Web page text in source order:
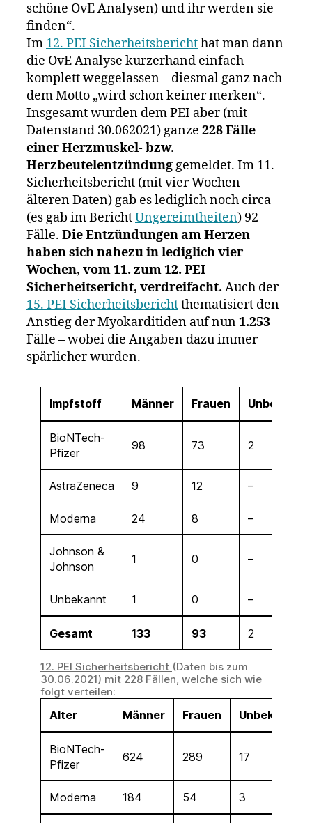
schöne OvE Analysen) und ihr werden sie
finden“.
Im 12. PEI Sicherheitsberichthat man dann
die OvE Analyse kurzerhand einfach
komplett weggelassen – diesmal ganz nach
dem Motto „wird schon keiner merken“.
Insgesamt wurden dem PEI aber (mit
Datenstand 30.062021) ganze 228 Fälle
einer Herzmuskel- bzw.
Herzbeutelentzündunggemeldet. Im 11.
Sicherheitsbericht (mit vier Wochen
älteren Daten) gab es lediglich noch circa
(es gab im BerichtUngereimtheiten) 92
Fälle. Die Entzündungen am Herzen
haben sich nahezu in lediglich vier
Wochen, vom 11. zum 12. PEI
Sicherheitsericht, verdreifacht. Auch der
15. PEI Sicherheitsberichtthematisiert den
Anstieg der Myokarditiden auf nun1.253
Fälle – wobei die Angaben dazu immer
spärlicher wurden.
Impfstoff Männer Frauen Unbekannt
BioNTech-
Pfizer
98 73 2
AstraZeneca 9 12 –
Moderna 24 8 –
Johnson &
Johnson
1 0 –
Unbekannt 1 0 –
Gesamt 133 93 2
12. PEI Sicherheitsbericht (Daten bis zum
30.06.2021) mit 228 Fällen, welche sich wie
folgt verteilen:
Alter Männer Frauen Unbekannt
BioNTech-
Pfizer
624 289 17
Moderna 184 54 3